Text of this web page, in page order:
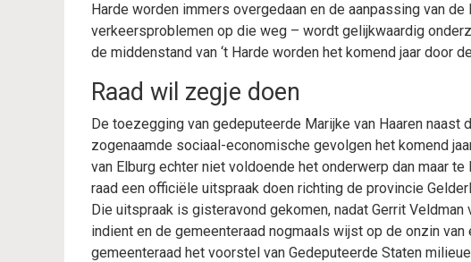
Harde worden immers overgedaan en de aanpassing van
verkeersproblemen op die weg – wordt gelijkwaardig
de middenstand van ‘t Harde worden het komend jaar door
Raad wil zegje doen
De toezegging van gedeputeerde Marijke van Haaren
zogenaamde sociaal-economische gevolgen het komend
van Elburg echter niet voldoende het onderwerp dan maar
raad een officiële uitspraak doen richting de provincie
Die uitspraak is gisteravond gekomen, nadat Gerrit
indient en de gemeenteraad nogmaals wijst op de onzin van
gemeenteraad het voorstel van Gedeputeerde Staten